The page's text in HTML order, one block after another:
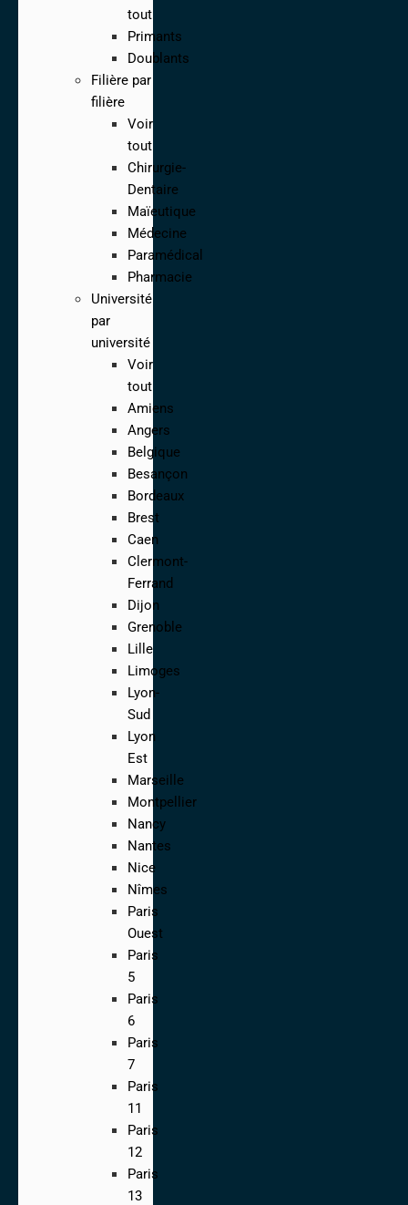
tout
Primants
Doublants
Filière par
filière
Voir
tout
Chirurgie-
Dentaire
Maïeutique
Médecine
Paramédical
Pharmacie
Université
par
université
Voir
tout
Amiens
Angers
Belgique
Besançon
Bordeaux
Brest
Caen
Clermont-
Ferrand
Dijon
Grenoble
Lille
Limoges
Lyon-
Sud
Lyon
Est
Marseille
Montpellier
Nancy
Nantes
Nice
Nîmes
Paris
Ouest
Paris
5
Paris
6
Paris
7
Paris
11
Paris
12
Paris
13